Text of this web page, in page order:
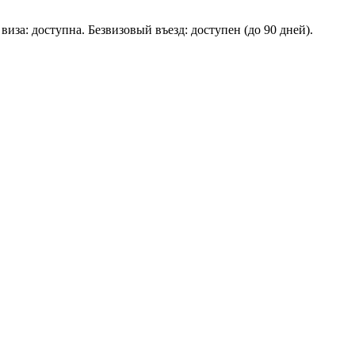
доступна. Безвизовый въезд: доступен (до 90 дней).